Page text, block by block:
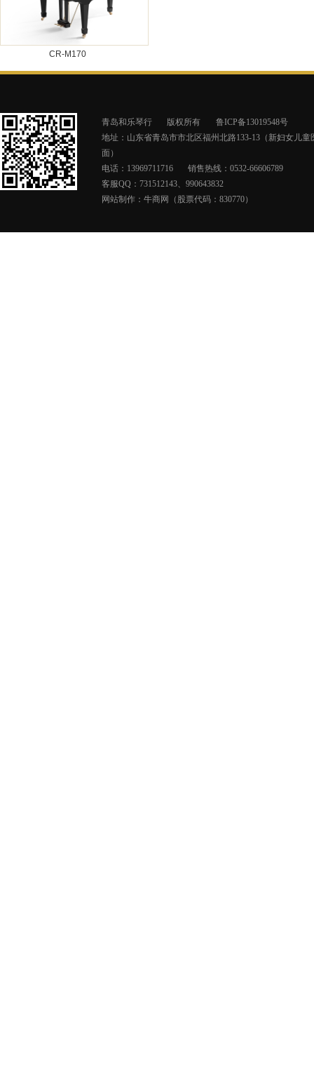
CR-M170
青岛和乐琴行 版权所有
鲁ICP备13019548号
地址：山东省青岛市市北区福州北路133-13（新妇女儿童
面）
电话：13969711716
销售热线：0532-66606789
客服QQ：731512143、990643832
网站制作： 牛商网（股票代码：830770）